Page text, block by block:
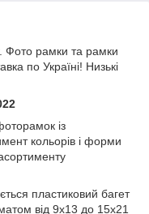
Фото рамки та рамки
по Україні! Низькі
із
кольорів і форми
пластиковий багет
від 9х13 до 15х21